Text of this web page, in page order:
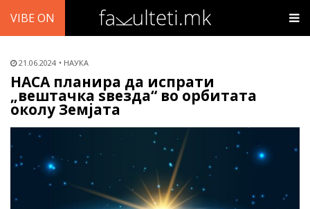
VIBE ON
21.06.2024 НАУКА
НАСА планира да испрати
„вештачка ѕвезда“ во орбитата
околу Земјата